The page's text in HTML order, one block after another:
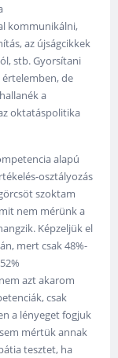
kommunikálni,
az újságcikkek
stb. Gyorsítani
de
a
oktatáspolitika
alapú
osztályozás
szoktam
nem mérünk a
Képzeljük el
mert csak 48%-
azt akarom
csak
a lényeget fogjuk
mértük annak
tesztet, ha